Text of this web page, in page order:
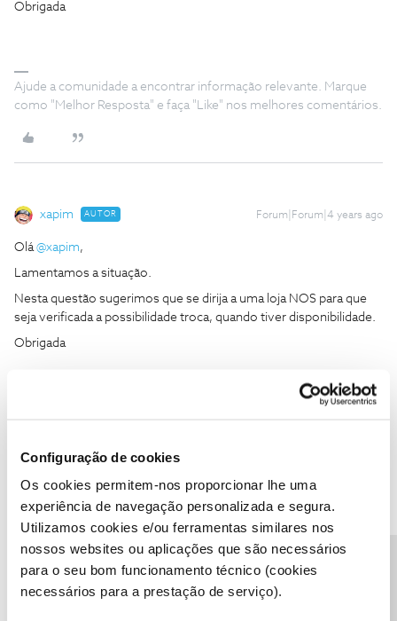
Configuração de cookies
Os cookies permitem-nos proporcionar lhe uma
experiência de navegação personalizada e segura.
Utilizamos cookies e/ou ferramentas similares nos
nossos websites ou aplicações que são necessários
para o seu bom funcionamento técnico (cookies
necessários para a prestação de serviço).
Obrigada
Ajude a comunidade a encontrar informação relevante. Marque
como "Melhor Resposta" e faça "Like" nos melhores comentários.
xapim AUTOR Forum|Forum|4 years ago
Olá@xapim,
Lamentamos a situação.
Nesta questão sugerimos que se dirija a uma loja NOS para que
seja verificada a possibilidade troca, quando tiver disponibilidade.
Obrigada
Infelizmente nao me e possivel ir a nenhuma loja nos ja nao me
João H. Forum|Forum|4 years ago
@xapim
Agradecemos a sua mensagem.